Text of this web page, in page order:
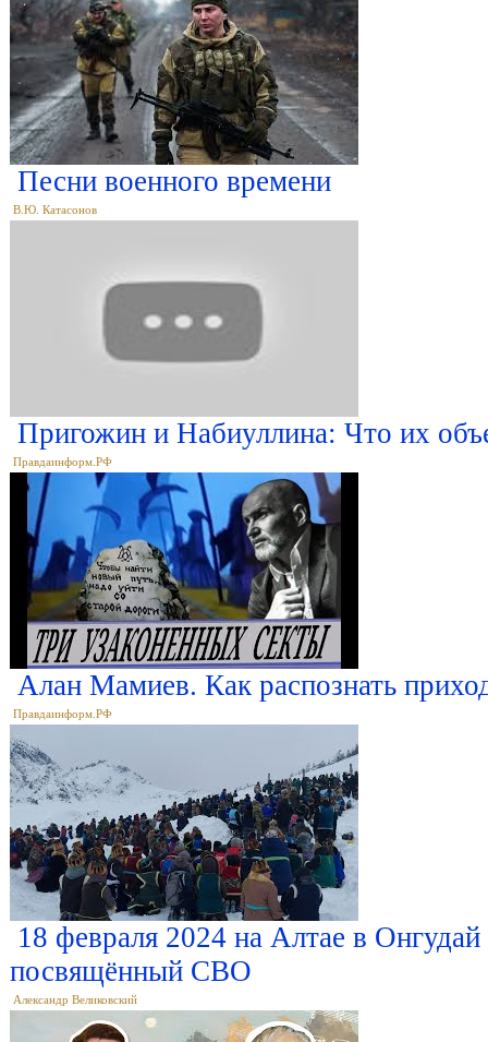
Песни военного времени
В.Ю. Катасонов
Пригожин и Набиуллина: Что их
Правдаинформ.РФ
Алан Мамиев. Как распознать
Правдаинформ.РФ
18 февраля 2024 на Алтае в
посвящённый СВО
Александр Великовский